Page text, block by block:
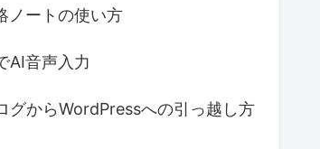
ノートの使い方
AI音声入力
グからWordPressへの引っ越し方